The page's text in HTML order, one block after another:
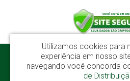
Disba Móveis Salvador Ltda -
Av. Cardeal Avelar Brandão Villela, 2696 -
41219-600
Utilizamos cookies para
experiência em nosso
navegando você concorda
de